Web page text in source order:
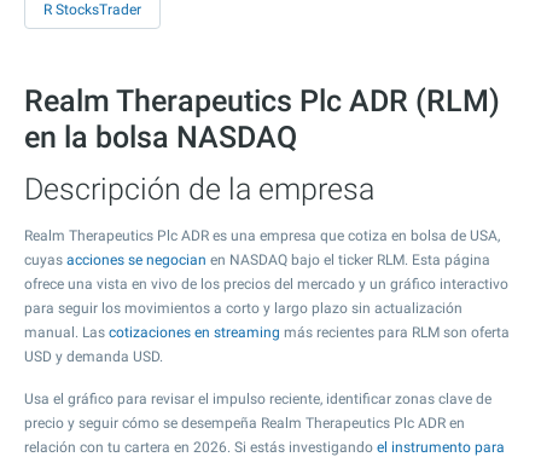
R StocksTrader
Realm Therapeutics Plc ADR (RLM)
en la bolsa NASDAQ
Descripción de la empresa
Realm Therapeutics Plc ADR es una empresa que cotiza en bolsa de USA,
cuyas acciones se negocian en NASDAQ bajo el ticker RLM. Esta página
ofrece una vista en vivo de los precios del mercado y un gráfico interactivo
para seguir los movimientos a corto y largo plazo sin actualización
manual. Las cotizaciones en streaming más recientes para RLM son oferta
USD y demanda USD.
Usa el gráfico para revisar el impulso reciente, identificar zonas clave de
precio y seguir cómo se desempeña Realm Therapeutics Plc ADR en
relación con tu cartera en 2026. Si estás investigando el instrumento para